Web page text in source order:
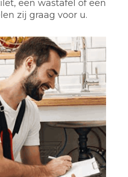
een wastafel of een
zij graag voor u.